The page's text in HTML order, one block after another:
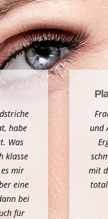
habe
Was
klasse
mir
eine
bei
für
und
mit